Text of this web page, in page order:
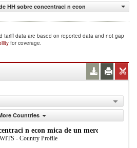
HH sobre concentraci n econ mica de un
tariff data are based on reported data and not gap
for coverage.
Countries
n econ mica de un mercado
- Country Profile